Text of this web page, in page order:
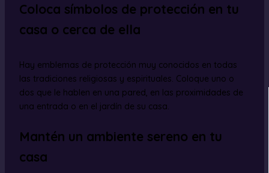
Coloca símbolos de protección en tu
casa o cerca de ella
Hay emblemas de protección muy conocidos en todas
las tradiciones religiosas y espirituales. Coloque uno o
dos que le hablen en una pared, en las proximidades de
una entrada o en el jardín de su casa.
Mantén un ambiente sereno en tu
casa